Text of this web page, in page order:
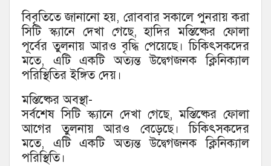
বিবৃতিতে জানানো হয়, রোববার সকালে পুনরায় করা
সিটি স্ক্যানে দেখা গেছে, হাদির মস্তিষ্কের ফোলা
পূর্বের তুলনায় আরও বৃদ্ধি পেয়েছে। চিকিৎসকদের
মতে, এটি একটি অত্যন্ত উদ্বেগজনক ক্লিনিক্যাল
পরিস্থিতির ইঙ্গিত দেয়।
মস্তিষ্কের অবস্থা-
সর্বশেষ সিটি স্ক্যানে দেখা গেছে, মস্তিষ্কের ফোলা
আগের তুলনায় আরও বেড়েছে। চিকিৎসকদের
মতে, এটি একটি অত্যন্ত উদ্বেগজনক ক্লিনিক্যাল
পরিস্থিতি।